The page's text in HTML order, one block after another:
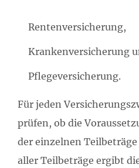
Rentenversicherung,
Krankenversicherung
Pflegeversicherung.
Für jeden
prüfen, ob die
der einzelnen
aller Teilbeträge ergibt